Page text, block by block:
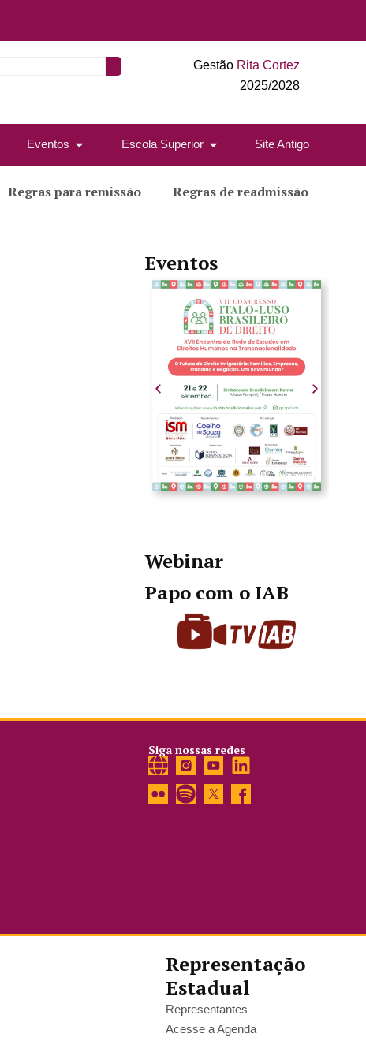
Gestão Rita Cortez
2025/2028
Eventos Escola Superior Site Antigo
Regras para remissão Regras de readmissão
Eventos
Webinar
Papo com o IAB
Siga nossas redes
Representação
Estadual
Representantes
Acesse a Agenda